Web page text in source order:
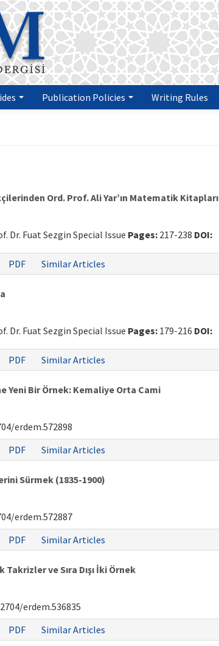
Publication Policies Writing Rules
Ord. Prof. Ali Yar’ın Matematik Kitapları
Dr. Fuat Sezgin Special Issue Pages: 217-238 DOI:
PDF Similar Articles
Dr. Fuat Sezgin Special Issue Pages: 179-216 DOI:
PDF Similar Articles
Yeni Bir Örnek: Kemaliye Orta Cami
erdem.572898
PDF Similar Articles
Sürmek (1835-1900)
erdem.572887
PDF Similar Articles
ve Sıra Dışı İki Örnek
erdem.536835
PDF Similar Articles